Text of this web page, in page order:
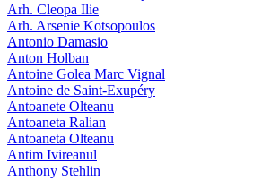
Arh. Cleopa Ilie
Arh. Arsenie Kotsopoulos
Antonio Damasio
Anton Holban
Antoine Golea Marc Vignal
Antoine de Saint-Exupéry
Antoanete Olteanu
Antoaneta Ralian
Antoaneta Olteanu
Antim Ivireanul
Anthony Stehlin